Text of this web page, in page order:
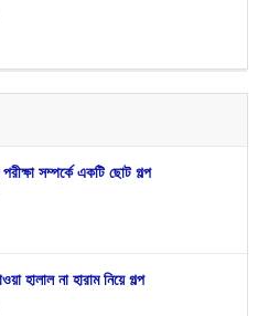
সম্পর্কে একটি ছোট গল্প
হালাল না হারাম নিয়ে গল্প